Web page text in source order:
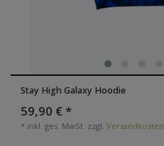
Stay High Galaxy Hoodie
59,90 € *
* inkl. ges. MwSt. zzgl. Versandkosten